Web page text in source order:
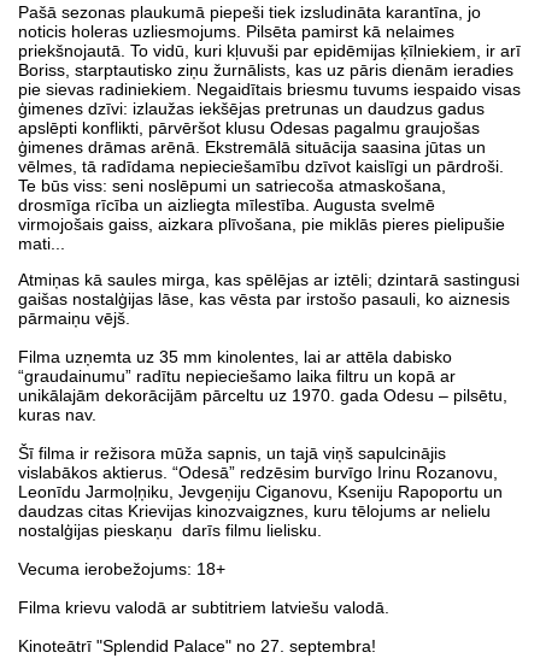
Pašā sezonas plaukumā piepeši tiek izsludināta karantīna, jo
noticis holeras uzliesmojums. Pilsēta pamirst kā nelaimes
priekšnojautā. To vidū, kuri kļuvuši par epidēmijas ķīlniekiem, ir arī
Boriss, starptautisko ziņu žurnālists, kas uz pāris dienām ieradies
pie sievas radiniekiem. Negaidītais briesmu tuvums iespaido visas
ģimenes dzīvi: izlaužas iekšējas pretrunas un daudzus gadus
apslēpti konflikti, pārvēršot klusu Odesas pagalmu graujošas
ģimenes drāmas arēnā. Ekstremālā situācija saasina jūtas un
vēlmes, tā radīdama nepieciešamību dzīvot kaislīgi un pārdroši.
Te būs viss: seni noslēpumi un satriecoša atmaskošana,
drosmīga rīcība un aizliegta mīlestība. Augusta svelmē
virmojošais gaiss, aizkara plīvošana, pie miklās pieres pielipušie
mati...
Atmiņas kā saules mirga, kas spēlējas ar iztēli; dzintarā sastingusi
gaišas nostalģijas lāse, kas vēsta par irstošo pasauli, ko aiznesis
pārmaiņu vējš.
Filma uzņemta uz 35 mm kinolentes, lai ar attēla dabisko
“graudainumu” radītu nepieciešamo laika filtru un kopā ar
unikālajām dekorācijām pārceltu uz 1970. gada Odesu – pilsētu,
kuras nav.
Šī filma ir režisora mūža sapnis, un tajā viņš sapulcinājis
vislabākos aktierus. “Odesā” redzēsim burvīgo Irinu Rozanovu,
Leonīdu Jarmoļņiku, Jevgeņiju Ciganovu, Kseniju Rapoportu un
daudzas citas Krievijas kinozvaigznes, kuru tēlojums ar nelielu
nostalģijas pieskaņu darīs filmu lielisku.
Vecuma ierobežojums: 18+
Filma krievu valodā ar subtitriem latviešu valodā.
Kinoteātrī "Splendid Palace" no 27. septembra!